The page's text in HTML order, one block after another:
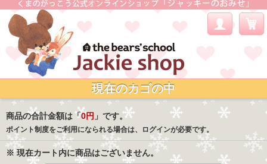
現在のカゴの中
商品の合計金額は「0円 」です。
ポイント制度をご利用になられる場合は、ログインが必要です。
※ 現在カート内に商品はございません。